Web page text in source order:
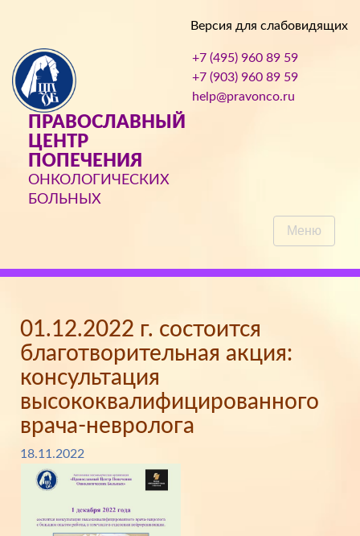
Версия для слабовидящих
ПРАВОСЛАВНЫЙ
ЦЕНТР
ПОПЕЧЕНИЯ
ОНКОЛОГИЧЕСКИХ
БОЛЬНЫХ
+7 (495) 960 89 59
+7 (903) 960 89 59
help@pravonco.ru
Меню
01.12.2022 г. состоится
благотворительная акция:
консультация
высококвалифицированного
врача-невролога
18.11.2022